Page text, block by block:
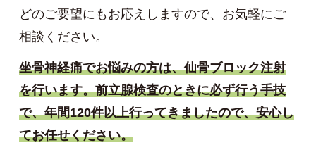
どのご要望にもお応えしますので、お気軽にご
相談ください。
坐骨神経痛でお悩みの方は、仙骨ブロック注射
を行います。前立腺検査のときに必ず行う手技
で、年間120件以上行ってきましたので、安心し
てお任せください。